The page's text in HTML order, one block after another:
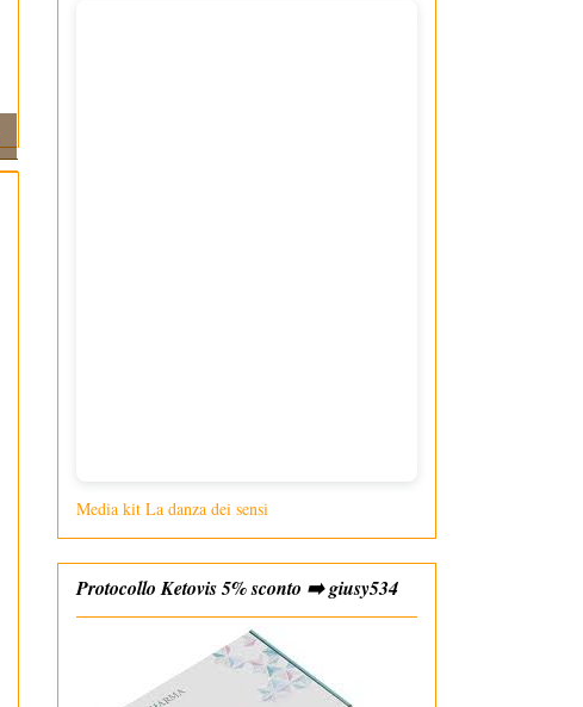
Media kit La danza dei sensi
Protocollo Ketovis 5% sconto ➡️ giusy534